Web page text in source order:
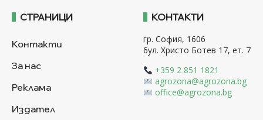
СТРАНИЦИ
Контакти
За нас
Реклама
Издател
КОНТАКТИ
гр. София, 1606
бул. Христо Ботев 17, ет. 7
+359 2 851 1821
agrozona@agrozona.bg
office@agrozona.bg